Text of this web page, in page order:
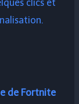
clics et
de Fortnite